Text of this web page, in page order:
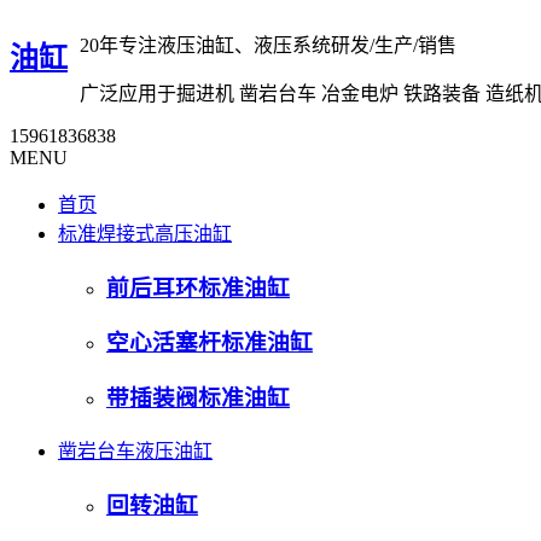
油缸 20年专注液压油缸、液压系统研发/生产/销售
广泛应用于掘进机 凿岩台车 冶金电炉 铁路装备 造纸
15961836838
MENU
首页
标准焊接式高压油缸
前后耳环标准油缸
空心活塞杆标准油缸
带插装阀标准油缸
凿岩台车液压油缸
回转油缸